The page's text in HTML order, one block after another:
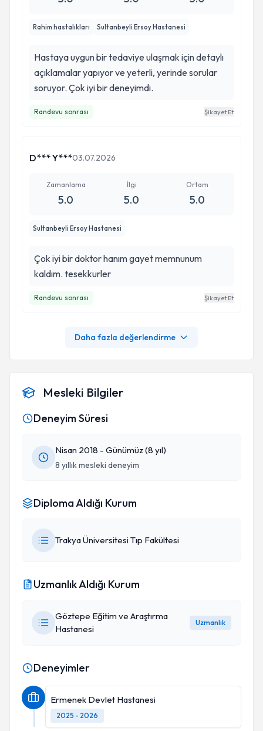
Rahim hastalıkları Sultanbeyli Ersoy Hastanesi
Hastaya uygun bir tedaviye ulaşmak için detaylı
açıklamalar yapıyor ve yeterli, yerinde sorular
soruyor. Çok iyi bir deneyimdi.
Randevu sonrası Şikayet Et
D*** Y***03.07.2026
Zamanlama
5.0
İlgi
5.0
Ortam
5.0
Sultanbeyli Ersoy Hastanesi
Çok iyi bir doktor hanım gayet memnunum
kaldım. tesekkurler
Randevu sonrası Şikayet Et
Daha fazla değerlendirme
Mesleki Bilgiler
Deneyim Süresi
Nisan 2018 - Günümüz (8 yıl)
8 yıllık mesleki deneyim
Diploma Aldığı Kurum
Trakya Üniversitesi Tıp Fakültesi
Uzmanlık Aldığı Kurum
Göztepe Eğitim ve Araştırma
Hastanesi
Uzmanlık
Deneyimler
Ermenek Devlet Hastanesi
2025 - 2026